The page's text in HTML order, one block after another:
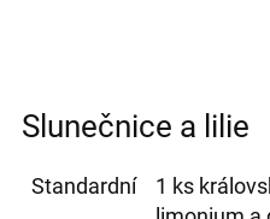
Slunečnice a lilie
Standardní
1 ks